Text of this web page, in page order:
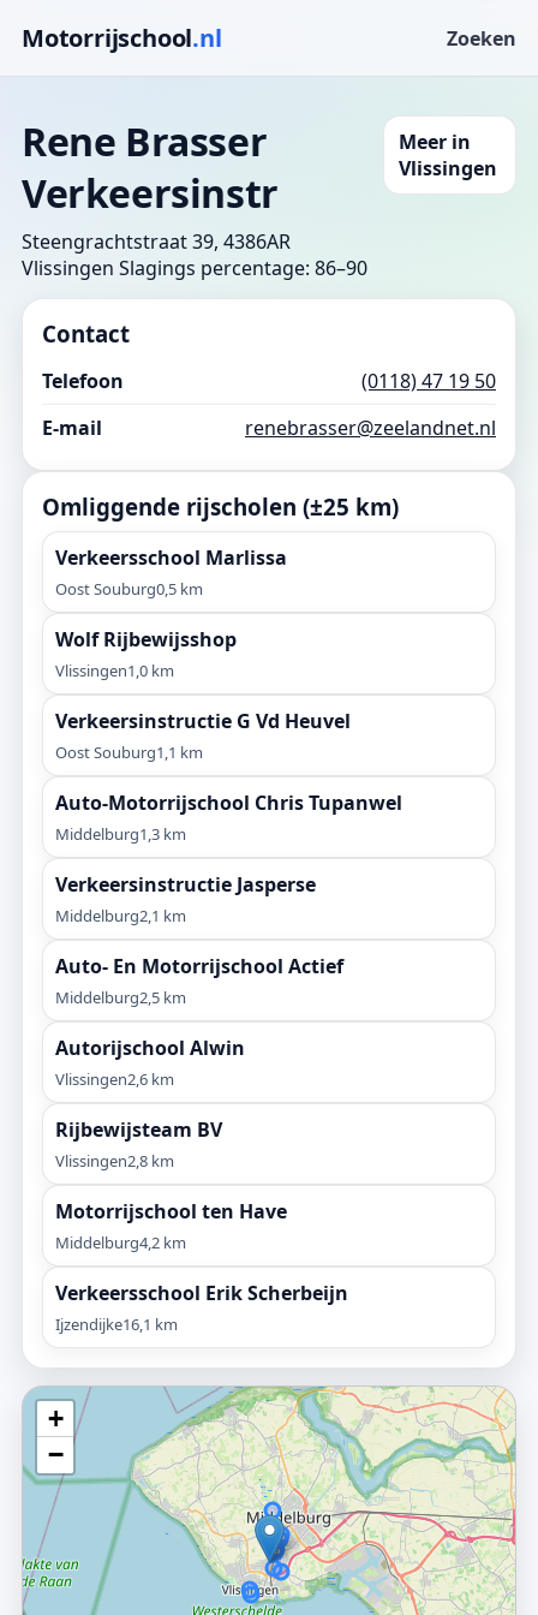
Motorrijschool.nl Zoeken
Rene Brasser
Verkeersinstr
Steengrachtstraat 39, 4386AR
Vlissingen Slagings percentage: 86–90
Meer in
Vlissingen
Contact
Telefoon
(0118) 47 19 50
E-mail
renebrasser@zeelandnet.nl
Omliggende rijscholen (±25 km)
Verkeersschool Marlissa
Oost Souburg0,5 km
Wolf Rijbewijsshop
Vlissingen1,0 km
Verkeersinstructie G Vd Heuvel
Oost Souburg1,1 km
Auto-Motorrijschool Chris Tupanwel
Middelburg1,3 km
Verkeersinstructie Jasperse
Middelburg2,1 km
Auto- En Motorrijschool Actief
Middelburg2,5 km
Autorijschool Alwin
Vlissingen2,6 km
Rijbewijsteam BV
Vlissingen2,8 km
Motorrijschool ten Have
Middelburg4,2 km
Verkeersschool Erik Scherbeijn
Ijzendijke16,1 km
+
−